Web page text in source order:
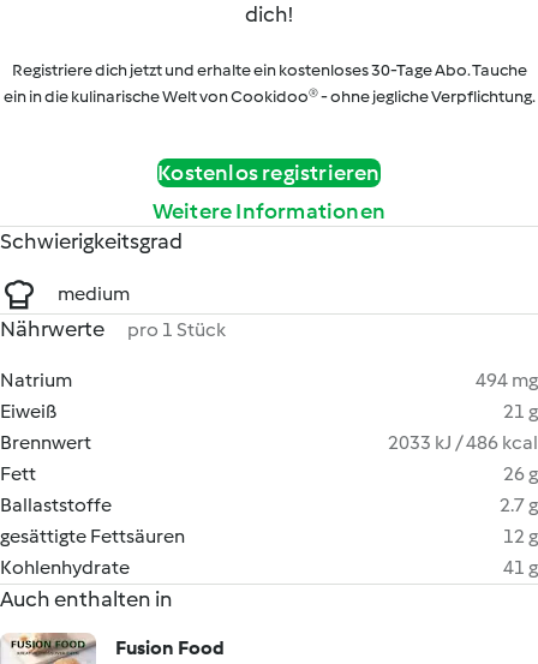
dich!
Registriere dich jetzt und erhalte ein kostenloses 30-Tage Abo. Tauche
ein in die kulinarische Welt von Cookidoo® - ohne jegliche Verpflichtung.
Kostenlos registrieren
Weitere Informationen
Schwierigkeitsgrad
medium
Nährwerte pro 1 Stück
Natrium
494 mg
Eiweiß
21 g
Brennwert
2033 kJ / 486 kcal
Fett
26 g
Ballaststoffe
2.7 g
gesättigte Fettsäuren
12 g
Kohlenhydrate
41 g
Auch enthalten in
Fusion Food